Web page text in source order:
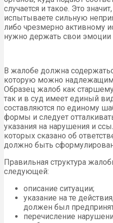
случается и такое. Это
испытываете сильную
либо чрезмерно активному
нужно держать свои эмоции
В жалобе должна
которую можно надлежащим
Образец жалоб как
так и в суд имеет единый
составляются по единому
формы и следует
указания на нарушения и
которых сказано об
должно быть
Правильная структура
следующей:
описание ситуации;
указание на те
должен был
перечисление